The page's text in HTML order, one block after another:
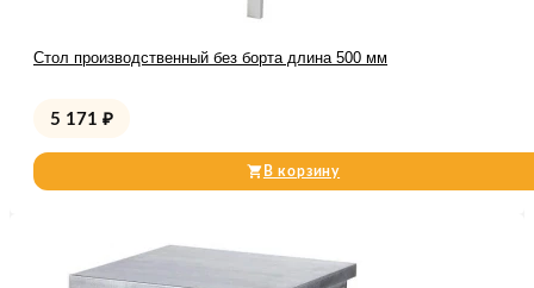
Стол производственный без борта длина 500 мм
5 171 ₽
В корзину